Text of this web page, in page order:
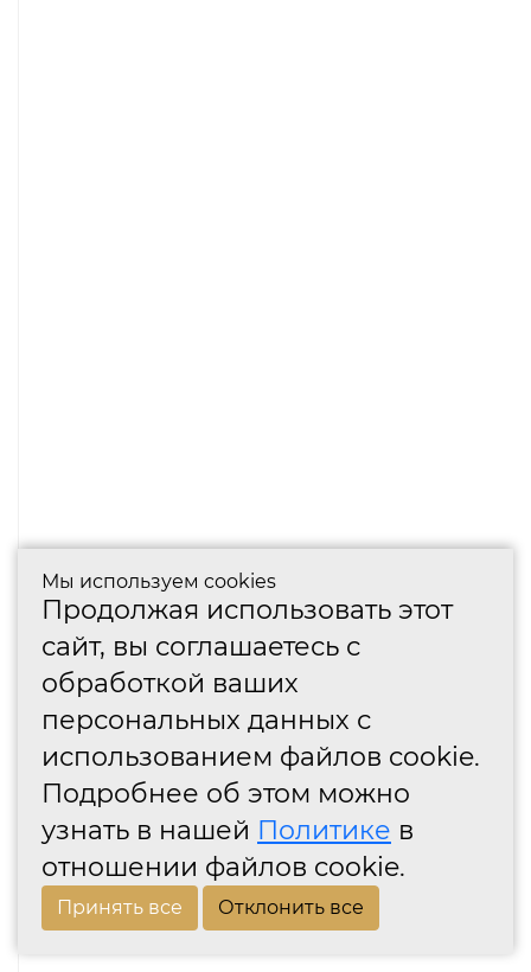
Мы используем cookies
Продолжая использовать этот
сайт, вы соглашаетесь с
обработкой ваших
персональных данных с
использованием файлов cookie.
Подробнее об этом можно
узнать в нашей Политике в
отношении файлов cookie.
Принять все Отклонить все